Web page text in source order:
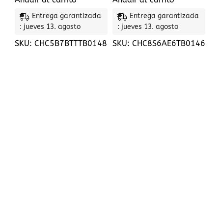
Entrega garantizada
: jueves 13. agosto
SKU: CHC5B7BTTTB0148
Entrega garantizada
: jueves 13. agosto
SKU: CHC8S6AE6TB0146